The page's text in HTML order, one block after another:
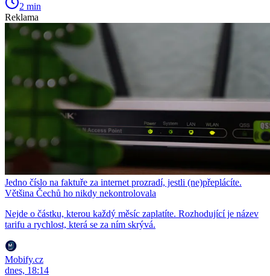
2 min
Reklama
Jedno číslo na faktuře za internet prozradí, jestli (ne)přeplácíte.
Většina Čechů ho nikdy nekontrolovala
Nejde o částku, kterou každý měsíc zaplatíte. Rozhodující je název
tarifu a rychlost, která se za ním skrývá.
Mobify.cz
dnes, 18:14